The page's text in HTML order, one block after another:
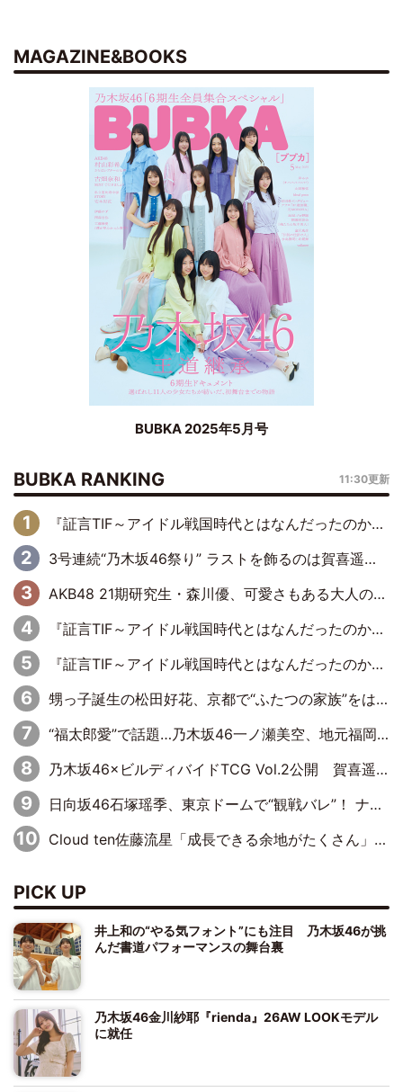
MAGAZINE&BOOKS
BUBKA 2025年5月号
BUBKA RANKING 11:30更新
『証言TIF～アイドル戦国時代とはなんだったのか～』第6回：でんぱ組.inc・古川未鈴×相沢梨紗「『ハロプロやりたかったな』って言ったら、夢眠ねむさんに『てめえはでんぱ組．incなんだよ！』って肩パンされて(笑)」
3号連続“乃木坂46祭り” ラストを飾るのは賀喜遥香…5年ぶりの登場に「5年分大人になった私を見ていただけたら」
AKB48 21期研究生・森川優、可愛さもある大人の女性に
『証言TIF～アイドル戦国時代とはなんだったのか～』第11回：私立恵比寿中学・真山りか×安本彩花「TIFで10年ぶりのキョンシーメイクをしたら、場を完全に引かせてしまって。時代が変わったんだなって」
『証言TIF～アイドル戦国時代とはなんだったのか～』第10回：さくら学院・武藤彩未×飯田らうら「正直、中3で辞めるというのを信じてなくて。そう言われてはいたけど、嘘でしょって」
甥っ子誕生の松田好花、京都で“ふたつの家族”をはしご！ “母”黒谷友香に見送られ、“父”松岡昌宏とはハシゴ酒
“福太郎愛”で話題…乃木坂46一ノ瀬美空、地元福岡『めんべい25周年トップサポーター』に就任
乃木坂46×ビルディバイドTCG Vol.2公開 賀喜遥香＆田村真佑が『京まふ』ステージに登壇
日向坂46石塚瑶季、東京ドームで“観戦バレ”！ ナイツ・塙も認めた「巨人に詳しすぎるアイドル」は元VENUSスクール生で杉内コーチ推し⁉
Cloud ten佐藤流星「成長できる余地がたくさん」、本田高優「何度見ても飽きない公演に」
PICK UP
井上和の“やる気フォント”にも注目 乃木坂46が挑
んだ書道パフォーマンスの舞台裏
乃木坂46金川紗耶『rienda』26AW LOOKモデル
に就任